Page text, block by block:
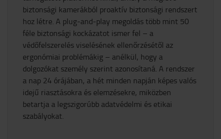
biztonsági kamerákból proaktív biztonsági rendszert
hoz létre. A plug-and-play megoldás több mint 50
féle biztonsági kockázatot ismer fel – a
védőfelszerelés viselésének ellenőrzésétől az
ergonómiai problémákig – anélkül, hogy a
dolgozókat személy szerint azonosítaná. A rendszer
a nap 24 órájában, a hét minden napján képes valós
idejű riasztásokra és elemzésekre, miközben
betartja a legszigorúbb adatvédelmi és etikai
szabályokat.​